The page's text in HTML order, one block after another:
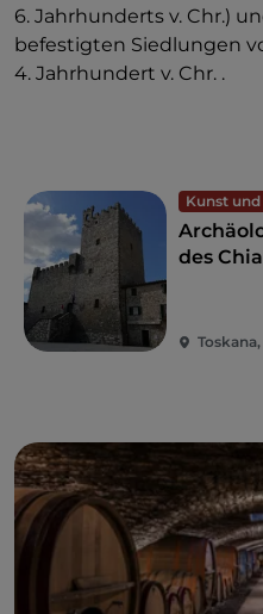
6. Jahrhunderts v. Chr.)
befestigten Siedlungen
4. Jahrhundert v. Chr. .
Kunst
des